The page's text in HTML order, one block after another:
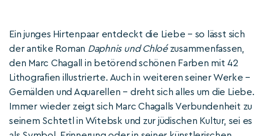
Ein junges Hirtenpaar entdeckt die Liebe – so lässt sich
der antike Roman Daphnis und Chloézusammenfassen,
den Marc Chagall in betörend schönen Farben mit 42
Lithografien illustrierte. Auch in weiteren seiner Werke –
Gemälden und Aquarellen – dreht sich alles um die Liebe.
Immer wieder zeigt sich Marc Chagalls Verbundenheit zu
seinem Schtetl in Witebsk und zur jüdischen Kultur, sei es